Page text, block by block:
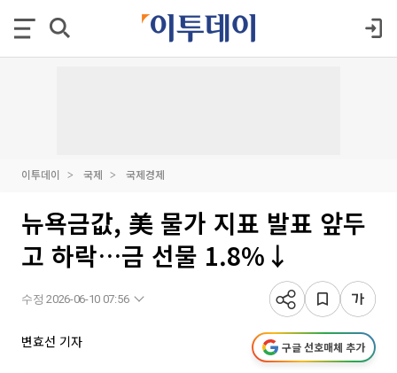
이투데이 국제 국제경제
뉴욕금값, 美 물가 지표 발표 앞두
고 하락…금 선물 1.8%↓
수정 2026-06-10 07:56
변효선 기자 구글 선호매체 추가